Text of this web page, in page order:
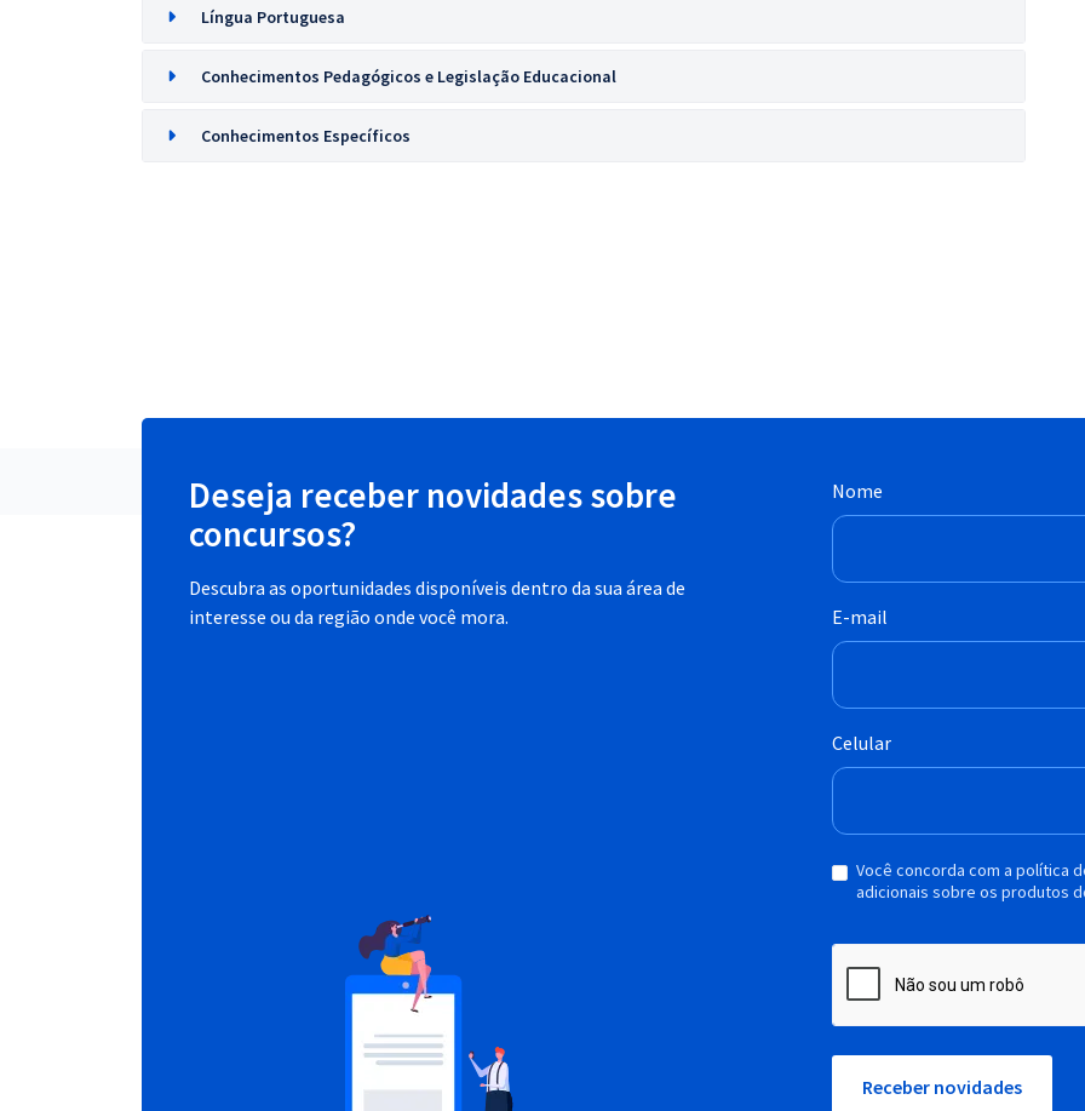
Língua Portuguesa
Conhecimentos Pedagógicos e Legislação Educacional
Conhecimentos Específicos
Deseja receber novidades sobre
concursos?
Descubra as oportunidades disponíveis dentro da sua área de
interesse ou da região onde você mora.
Nome
E-mail
Celular
Você concorda com a política
adicionais sobre os produtos
Receber novidades